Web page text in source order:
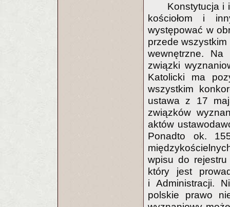
Konstytucja i
kościołom i
występować w
przede wszystkim
wewnętrzne. Na
związki
Katolicki ma
wszystkim
ustawa z 17
związków
aktów
Ponadto ok.
wpisu do rejestru
który jest
i Administracji.
polskie prawo